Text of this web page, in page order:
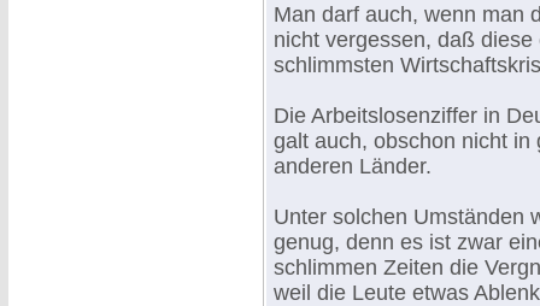
Man darf auch, wenn man
nicht vergessen, daß
schlimmsten
Die Arbeitslosenziffer in
galt auch, obschon nicht
anderen Länder.
Unter solchen Umständen
genug, denn es ist zwar
schlimmen Zeiten die
weil die Leute etwas